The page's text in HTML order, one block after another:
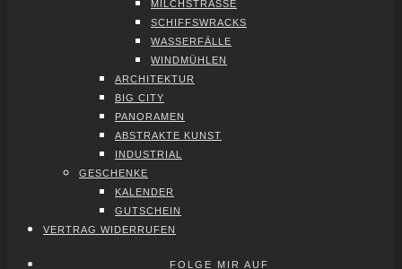
MILCH­STRAS­SE
SCHIFFS­WRACKS
WAS­SER­FÄL­LE
WIND­MÜH­LEN
ARCHI­TEK­TUR
BIG CITY
PAN­ORA­MEN
ABS­TRAK­TE KUNST
INDUS­TRI­AL
GESCHEN­KE
KALEN­DER
GUT­SCHEIN
VER­TRAG WIDER­RU­FEN
FOLGE MIR AUF